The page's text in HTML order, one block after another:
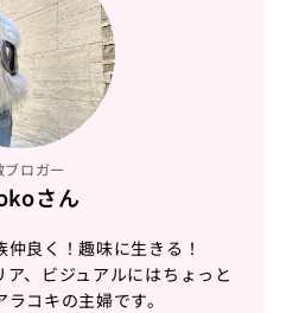
ブロガー
さん
良く！趣味に生きる！
、ビジュアルにはちょっと
コキの主婦です。